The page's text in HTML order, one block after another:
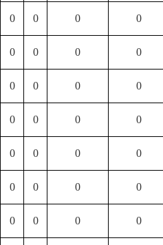
0 0 0 0
0 0 0 0
0 0 0 0
0 0 0 0
0 0 0 0
0 0 0 0
0 0 0 0